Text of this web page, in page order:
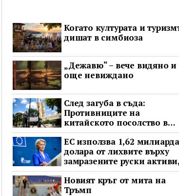
Когато културата и
дишат в симбиоза
„Дежавю“ – вече видяно и
още невиждано
След загуба в съда:
Противниците на
китайското посолство в
Лондон обжалват
ЕС използва 1,62 милиарда
долара от лихвите върху
замразените руски активи,
за да подкрепи Украйна
Новият кръг от мита на
Тръмп